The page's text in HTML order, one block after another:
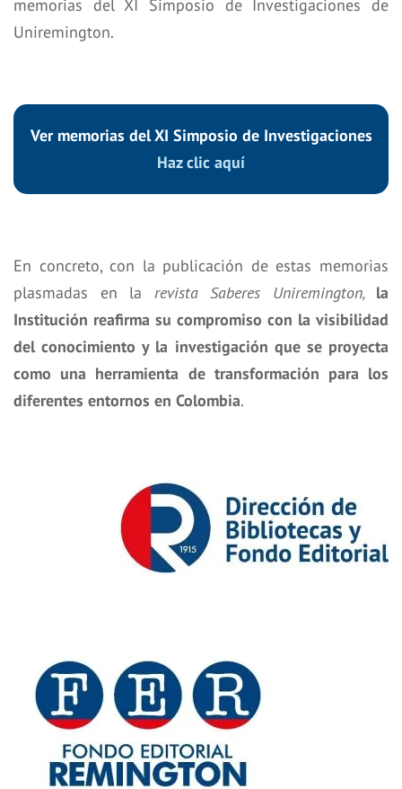
memorias del XI Simposio de Investigaciones de
Uniremington.
Ver memorias del XI Simposio de Investigaciones
Haz clic aquí
En concreto, con la publicación de estas memorias
plasmadas en la revista Saberes Uniremington, la
Institución reafirma su compromiso con la visibilidad
del conocimiento y la investigación que se proyecta
como una herramienta de transformación para los
diferentes entornos en Colombia.